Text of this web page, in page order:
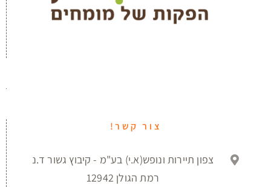
צור קשר!
צפון תיירות ונופש(א.י) בע"מ - קיבוץ גשור ד.נ
רמת הגולן 12942